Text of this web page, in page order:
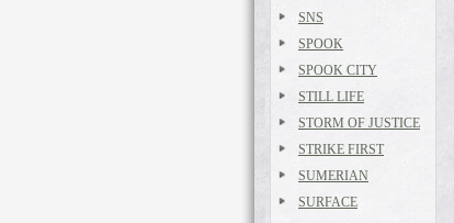
SNS
SPOOK
SPOOK CITY
STILL LIFE
STORM OF JUSTICE
STRIKE FIRST
SUMERIAN
SURFACE